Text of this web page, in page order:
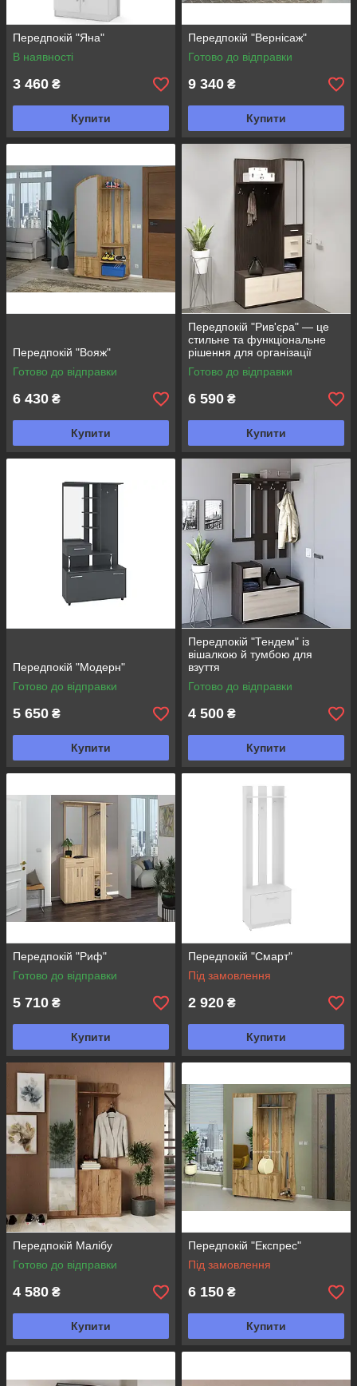
Передпокій "Яна"
В наявності
3 460 ₴
Купити
Передпокій "Вернісаж"
Готово до відправки
9 340 ₴
Купити
Передпокій "Вояж"
Готово до відправки
6 430 ₴
Купити
Передпокій "Рив'єра" — це
стильне та функціональне
рішення для організації
простору у вашій передпокої
Готово до відправки
6 590 ₴
Купити
Передпокій "Модерн"
Готово до відправки
5 650 ₴
Купити
Передпокій "Тендем" із
вішалкою й тумбою для
взуття
Готово до відправки
4 500 ₴
Купити
Передпокій "Риф"
Готово до відправки
5 710 ₴
Купити
Передпокій "Смарт"
Під замовлення
2 920 ₴
Купити
Передпокій Малібу
Готово до відправки
4 580 ₴
Купити
Передпокій "Експрес"
Під замовлення
6 150 ₴
Купити